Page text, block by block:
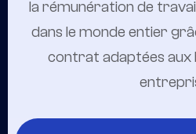
la rémunération de
dans le monde entier
contrat adaptées aux